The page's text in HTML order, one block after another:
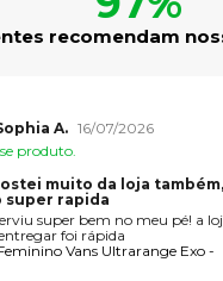
recomendam
A. 16/07/2026
produto.
muito da loja também,
rapida
super bem no meu pé! a
foi rápida
Vans Ultrarange Exo -